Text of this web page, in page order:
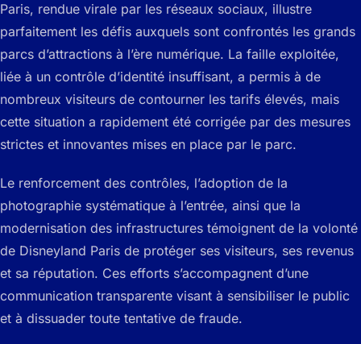
Paris, rendue virale par les réseaux sociaux, illustre
parfaitement les défis auxquels sont confrontés les grands
parcs d’attractions à l’ère numérique. La faille exploitée,
liée à un contrôle d’identité insuffisant, a permis à de
nombreux visiteurs de contourner les tarifs élevés, mais
cette situation a rapidement été corrigée par des mesures
strictes et innovantes mises en place par le parc.
Le renforcement des contrôles, l’adoption de la
photographie systématique à l’entrée, ainsi que la
modernisation des infrastructures témoignent de la volonté
de Disneyland Paris de protéger ses visiteurs, ses revenus
et sa réputation. Ces efforts s’accompagnent d’une
communication transparente visant à sensibiliser le public
et à dissuader toute tentative de fraude.